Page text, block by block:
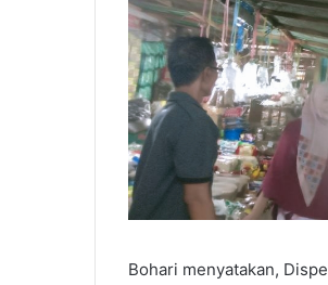
Bohari menyatakan,